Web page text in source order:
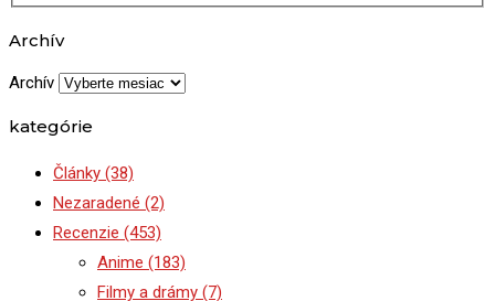
Archív
Archív
kategórie
Články (38)
Nezaradené (2)
Recenzie (453)
Anime (183)
Filmy a drámy (7)